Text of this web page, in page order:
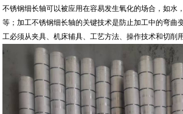
不锈钢细长轴可以被应用在容易发生氧化的场合，如水
等；加工不锈钢细长轴的关键技术是防止加工中的弯曲
工必须从夹具、机床辅具、工艺方法、操作技术和切削